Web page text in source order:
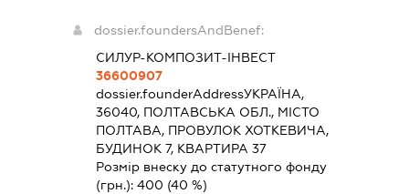
dossier.foundersAndBenef:
СИЛУР-КОМПОЗИТ-ІНВЕСТ
36600907
dossier.founderAddressУКРАЇНА,
36040, ПОЛТАВСЬКА ОБЛ., МІСТО
ПОЛТАВА, ПРОВУЛОК ХОТКЕВИЧА,
БУДИНОК 7, КВАРТИРА 37
Розмір внеску до статутного фонду
(грн.):400 (40 %)